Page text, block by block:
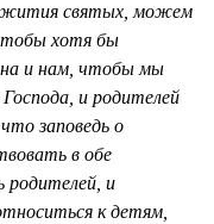
жития святых, можем
хотя бы
и нам, чтобы мы
и родителей
заповедь о
в обе
и
к детям,